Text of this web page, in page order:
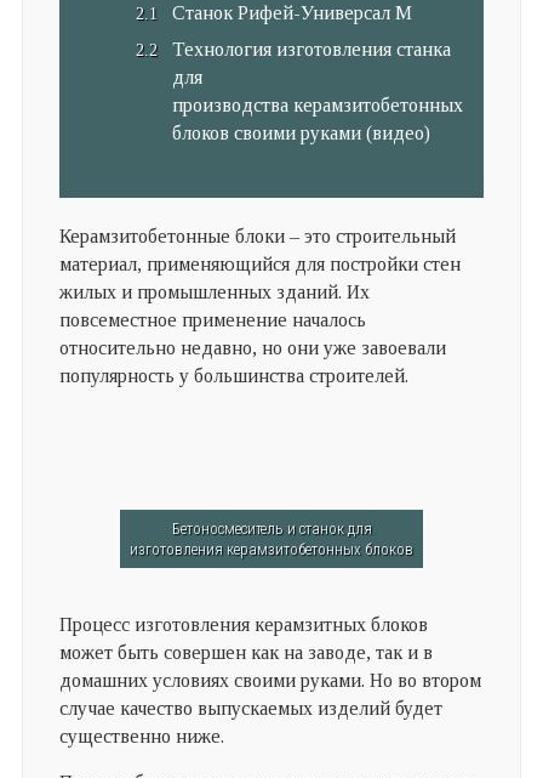
Станок Рифей-Универсал М
Технология изготовления станка
для
производства керамзитобетонных
блоков своими руками (видео)
Керамзитобетонные блоки – это строительный
материал, применяющийся для постройки стен
жилых и промышленных зданий. Их
повсеместное применение началось
относительно недавно, но они уже завоевали
популярность у большинства строителей.
Бетоносмеситель и станок для
изготовления керамзитобетонных блоков
Процесс изготовления керамзитных блоков
может быть совершен как на заводе, так и в
домашних условиях своими руками. Но во втором
случае качество выпускаемых изделий будет
существенно ниже.